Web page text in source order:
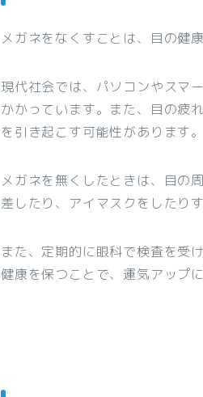
メガネをなくすことは、目の健
現代社会では、パソコンやスマ
かかっています。また、目の疲
を引き起こす可能性があります。
メガネを無くしたときは、目の
差したり、アイマスクをしたり
また、定期的に眼科で検査を受
健康を保つことで、運気アップ